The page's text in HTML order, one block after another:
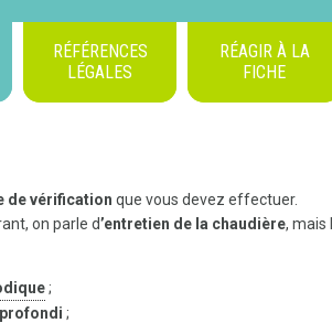
RÉFÉRENCES
LÉGALES
RÉAGIR À LA
FICHE
de vérification que vous devez effectuer.
on parle d’entretien de la chaudière, mais
;
;